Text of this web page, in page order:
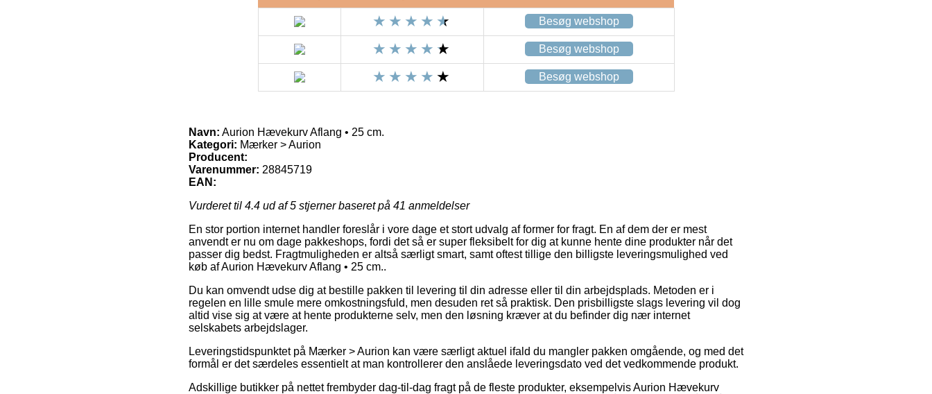
Besøg webshop
Besøg webshop
Besøg webshop
Navn: Aurion Hævekurv Aflang • 25 cm.
Kategori: Mærker > Aurion
Producent:
Varenummer: 28845719
EAN:
Vurderet til 4.4 ud af 5 stjerner baseret på 41 anmeldelser
En stor portion internet handler foreslår i vore dage et stort udvalg af former for fragt. En af dem der er mest
anvendt er nu om dage pakkeshops, fordi det så er super fleksibelt for dig at kunne hente dine produkter når det
passer dig bedst. Fragtmuligheden er altså særligt smart, samt oftest tillige den billigste leveringsmulighed ved
køb af Aurion Hævekurv Aflang • 25 cm..
Du kan omvendt udse dig at bestille pakken til levering til din adresse eller til din arbejdsplads. Metoden er i
regelen en lille smule mere omkostningsfuld, men desuden ret så praktisk. Den prisbilligste slags levering vil dog
altid vise sig at være at hente produkterne selv, men den løsning kræver at du befinder dig nær internet
selskabets arbejdslager.
Leveringstidspunktet på Mærker > Aurion kan være særligt aktuel ifald du mangler pakken omgående, og med det
formål er det særdeles essentielt at man kontrollerer den anslåede leveringsdato ved det vedkommende produkt.
Adskillige butikker på nettet frembyder dag-til-dag fragt på de fleste produkter, eksempelvis Aurion Hævekurv